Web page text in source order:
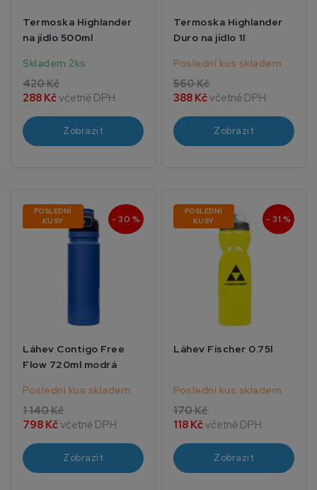
Termoska Highlander
na jídlo 500ml
Skladem 2ks
420 Kč
288 Kčvčetně DPH
Zobrazit
Termoska Highlander
Duro na jídlo 1l
Poslední kus skladem
560 Kč
388 Kčvčetně DPH
Zobrazit
POSLEDNÍ
KUSY
- 30 %
Láhev Contigo Free
Flow 720ml modrá
Poslední kus skladem
1 140 Kč
798 Kčvčetně DPH
Zobrazit
POSLEDNÍ
KUSY
- 31 %
Láhev Fischer 0.75l
Poslední kus skladem
170 Kč
118 Kčvčetně DPH
Zobrazit